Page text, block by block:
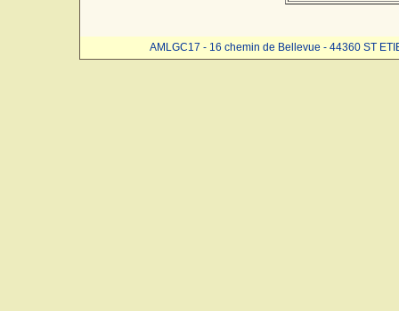
AMLGC17 - 16 chemin de Bellevue - 44360 ST